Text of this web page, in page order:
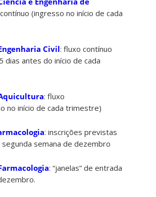
(ingresso no início de cada
Civil: fluxo contínuo
dias antes do início de cada
: fluxo
no início de cada trimestre)
: inscrições previstas
semana de dezembro
: “janelas” de entrada